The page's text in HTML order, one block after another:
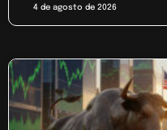
4 de agosto de 2026